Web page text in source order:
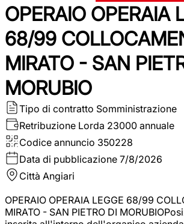
OPERAIO OPERAIA
68/99
MIRATO - SAN
MORUBIO
Tipo di contratto Somministrazione
Retribuzione Lorda 23000 annuale
Codice annuncio 350228
Data di pubblicazione 7/8/2026
Città Angiari
OPERAIO OPERAIA LEGGE 68/99
MIRATO - SAN PIETRO DI